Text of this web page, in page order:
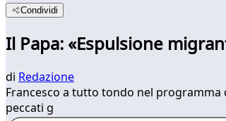
Condividi
Il Papa: «Espulsione
di Redazione
Francesco a tutto tondo nel programma
peccati g